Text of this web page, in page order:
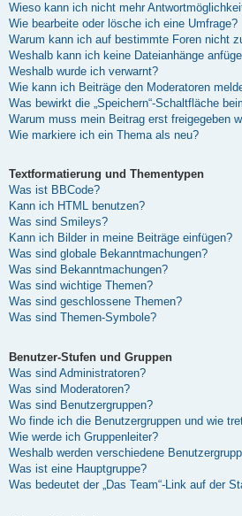
Wieso kann ich nicht mehr
Wie bearbeite oder lösche ich eine Umfrage?
Warum kann ich auf bestimmte Foren nicht
Weshalb kann ich keine Dateianhänge
Weshalb wurde ich verwarnt?
Wie kann ich Beiträge den Moderatoren
Was bewirkt die „Speichern“-Schaltfläche
Warum muss mein Beitrag erst freigegeben
Wie markiere ich ein Thema als neu?
Textformatierung und Thementypen
Was ist BBCode?
Kann ich HTML benutzen?
Was sind Smileys?
Kann ich Bilder in meine Beiträge einfügen?
Was sind globale Bekanntmachungen?
Was sind Bekanntmachungen?
Was sind wichtige Themen?
Was sind geschlossene Themen?
Was sind Themen-Symbole?
Benutzer-Stufen und Gruppen
Was sind Administratoren?
Was sind Moderatoren?
Was sind Benutzergruppen?
Wo finde ich die Benutzergruppen und wie
Wie werde ich Gruppenleiter?
Weshalb werden verschiedene
Was ist eine Hauptgruppe?
Was bedeutet der „Das Team“-Link auf der